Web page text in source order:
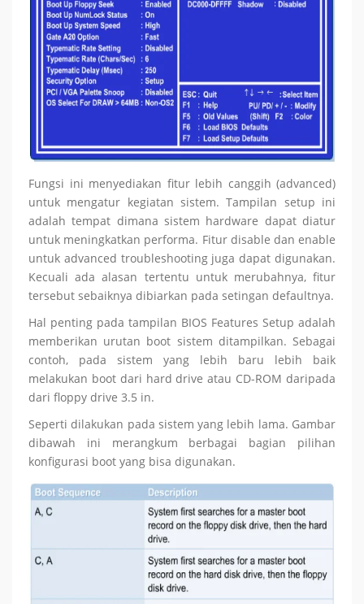
Fungsi ini menyediakan fitur lebih canggih (advanced)
untuk mengatur kegiatan sistem. Tampilan setup ini
adalah tempat dimana sistem hardware dapat diatur
untuk meningkatkan performa. Fitur disable dan enable
untuk advanced troubleshooting juga dapat digunakan.
Kecuali ada alasan tertentu untuk merubahnya, fitur
tersebut sebaiknya dibiarkan pada setingan defaultnya.
Hal penting pada tampilan BIOS Features Setup adalah
memberikan urutan boot sistem ditampilkan. Sebagai
contoh, pada sistem yang lebih baru lebih baik
melakukan boot dari hard drive atau CD-ROM daripada
dari floppy drive 3.5 in.
Seperti dilakukan pada sistem yang lebih lama. Gambar
dibawah ini merangkum berbagai bagian pilihan
konfigurasi boot yang bisa digunakan.